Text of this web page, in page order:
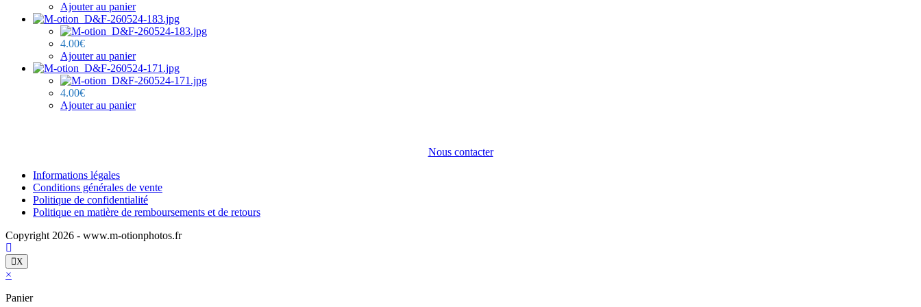
Ajouter au panier
4.00€
Ajouter au panier
4.00€
Ajouter au panier
Nous contacter
Informations légales
Conditions générales de vente
Politique de confidentialité
Politique en matière de remboursements et de retours
Copyright 2026 - www.m-otionphotos.fr
X
×
Panier